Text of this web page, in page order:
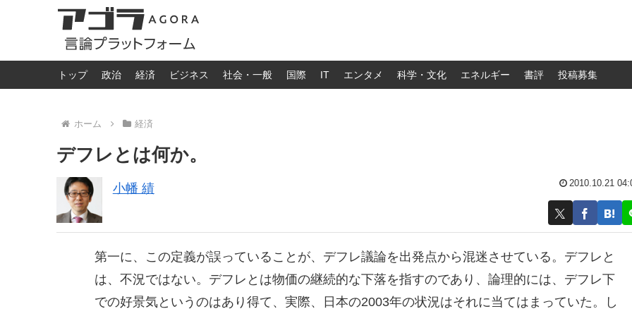
トップ 政治 経済 ビジネス 社会・一般 国際 IT エンタメ 科学・文化 エネルギー 書評 投稿募集
ホーム 経済
デフレとは何か。
小幡 績 2010.10.21
第一に、この定義が誤っていることが、デフレ議論を出発点から混迷させている。デフレと
は、不況ではない。デフレとは物価の継続的な下落を指すのであり、論理的には、デフレ下
での好景気というのはあり得て、実際、日本の2003年の状況はそれに当てはまっていた。し